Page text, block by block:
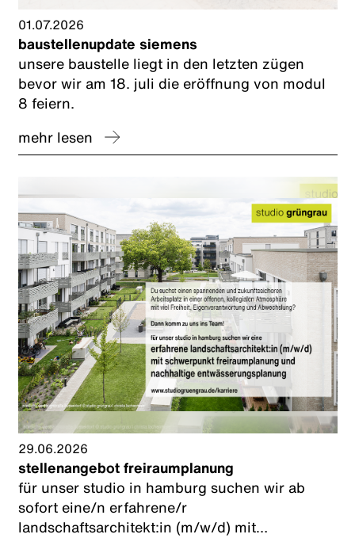
01.07.2026
baustellenupdate siemens
unsere baustelle liegt in den letzten zügen
bevor wir am 18. juli die eröffnung von modul
8 feiern.
mehr lesen
29.06.2026
stellenangebot freiraumplanung
für unser studio in hamburg suchen wir ab
sofort eine/n erfahrene/r
landschaftsarchitekt:in (m/w/d) mit